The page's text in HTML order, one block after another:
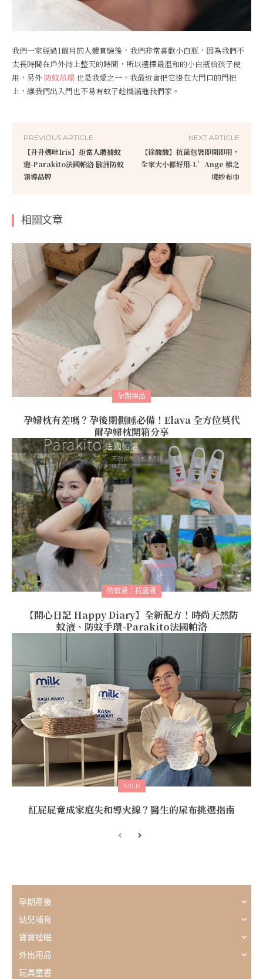
我們一家經過1個月的人體實驗後，我們非常喜歡小白瓶，因為我們不
太長時間在戶外待上整天的時間，所以選擇最溫和的小白瓶給孩子使
用，另外防蚊吊環 也是我愛之一，我最近會把它掛在大門口的門把
上，讓我們出入門也不易有蚊子趁機溜進我們家。
PREVIOUS ARTICLE
【升升媽咪Iris】拒當人體捕蚊
燈-Parakito法國帕洛 歐洲防蚊
領導品牌
NEXT ARTICLE
【徐酸酸】抗菌包裝即開即用，
全家大小都好用-L’Ange 棉之
境紗布巾
相關文章
孕期用品
孕婦枕有差嗎？孕後期側睡必備！Elava 全方位莫代
爾孕婦枕開箱分享
防蚊液｜抗菌液
【開心日記 Happy Diary】全新配方！時尚天然防
蚊液、防蚊手環-Parakito法國帕洛
MILK
紅屁屁竟成家庭失和導火線？醫生的尿布挑選指南
孕期產後
幼兒哺育
寶寶睡眠
外出用品
玩具童書